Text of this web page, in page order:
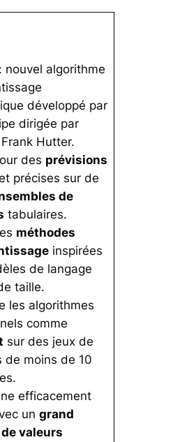
: nouvel algorithme
développé par
dirigée par
Hutter.
des prévisions
précises sur de
de
tabulaires.
méthodes
inspirées
de langage
taille.
les algorithmes
comme
sur des jeux de
de moins de 10
efficacement
ungrand
valeurs